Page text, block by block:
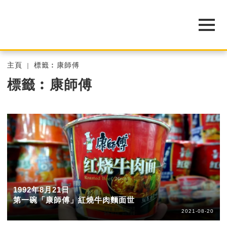
主頁 標籤︰康師傅
標籤︰康師傅
1992年8月21日
第一碗「康師傅」紅燒牛肉麵面世
2021-08-20